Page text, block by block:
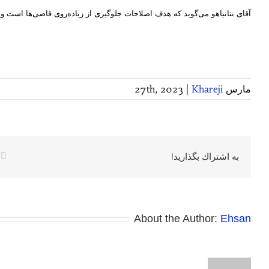
آقای نتانیاهو می‌گوید که هدف اصلاحات جلوگیری از زیاده‌روی قاضی‌ها است و
مارس 27th, 2023 Khareji
به اشتراك بگذاريد!
About the Author: Ehsan